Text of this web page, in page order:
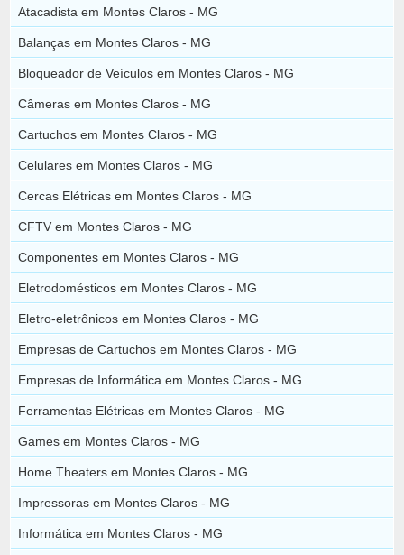
Atacadista em Montes Claros - MG
Balanças em Montes Claros - MG
Bloqueador de Veículos em Montes Claros - MG
Câmeras em Montes Claros - MG
Cartuchos em Montes Claros - MG
Celulares em Montes Claros - MG
Cercas Elétricas em Montes Claros - MG
CFTV em Montes Claros - MG
Componentes em Montes Claros - MG
Eletrodomésticos em Montes Claros - MG
Eletro-eletrônicos em Montes Claros - MG
Empresas de Cartuchos em Montes Claros - MG
Empresas de Informática em Montes Claros - MG
Ferramentas Elétricas em Montes Claros - MG
Games em Montes Claros - MG
Home Theaters em Montes Claros - MG
Impressoras em Montes Claros - MG
Informática em Montes Claros - MG